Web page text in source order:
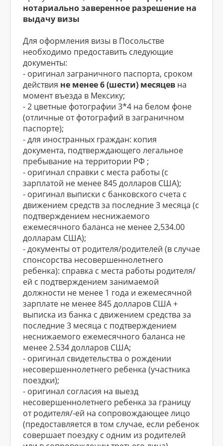
нотариально заверенное разрешение на
выдачу визы
Для оформления визы в Посольстве
необходимо предоставить следующие
документы:
- оригинал заграничного паспорта, сроком
действия не менее 6 (шести) месяцев на
момент въезда в Мексику;
- 2 цветные фотографии 3*4 на белом фоне
(отличные от фотографий в заграничном
паспорте);
- для иностранных граждан: копия
документа, подтверждающего легальное
пребывание на территории РФ ;
- оригинал справки с места работы (c
зарплатой не менее 845 долларов США);
- оригинал выписки с банковского счета с
движением средств за последние 3 месяца (c
подтверждением неснижаемого
ежемесячного баланса не менее 2,534.00
долларам США);
- документы от родителя/родителей (в случае
спонсорства несовершеннолетнего
ребенка): справка с места работы родителя/
ей с подтверждением занимаемой
должности не менее 1 года и ежемесячной
зарплате не менее 845 долларов США +
выписка из банка с движением средства за
последние 3 месяца с подтверждением
неснижаемого ежемесячного баланса не
менее 2.534 долларов США;
- оригинал свидетельства о рождении
несовершеннолетнего ребенка (участника
поездки);
- оригинал согласия на выезд
несовершеннолетнего ребенка за границу
от родителя/-ей на сопровождающее лицо
(предоставляется в том случае, если ребенок
совершает поездку с одним из родителей